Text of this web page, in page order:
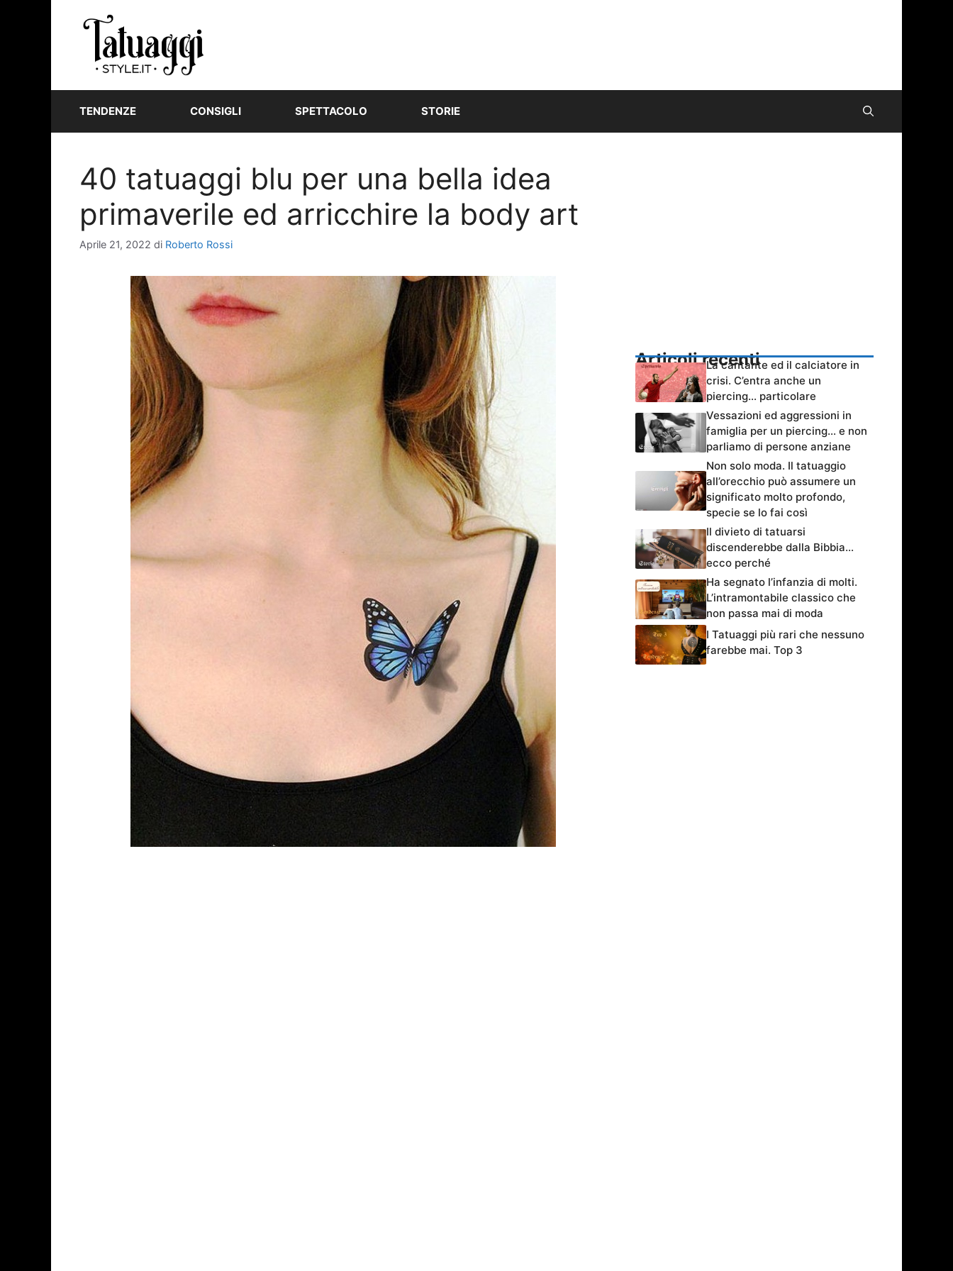
TENDENZE CONSIGLI SPETTACOLO STORIE
40 tatuaggi blu per una bella idea
primaverile ed arricchire la body art
Aprile 21, 2022 di Roberto Rossi
Articoli recentiLa cantante ed il calciatore in
crisi. C’entra anche un
piercing… particolare
Vessazioni ed aggressioni in
famiglia per un piercing… e non
parliamo di persone anziane
Non solo moda. Il tatuaggio
all’orecchio può assumere un
significato molto profondo,
specie se lo fai così
Il divieto di tatuarsi
discenderebbe dalla Bibbia…
ecco perché
Ha segnato l’infanzia di molti.
L’intramontabile classico che
non passa mai di moda
I Tatuaggi più rari che nessuno
farebbe mai. Top 3